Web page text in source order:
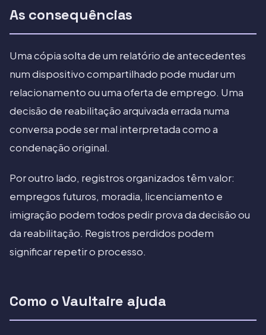
As consequências
Uma cópia solta de um relatório de antecedentes
num dispositivo compartilhado pode mudar um
relacionamento ou uma oferta de emprego. Uma
decisão de reabilitação arquivada errada numa
conversa pode ser mal interpretada como a
condenação original.
Por outro lado, registros organizados têm valor:
empregos futuros, moradia, licenciamento e
imigração podem todos pedir prova da decisão ou
da reabilitação. Registros perdidos podem
significar repetir o processo.
Como o Vaultaire ajuda